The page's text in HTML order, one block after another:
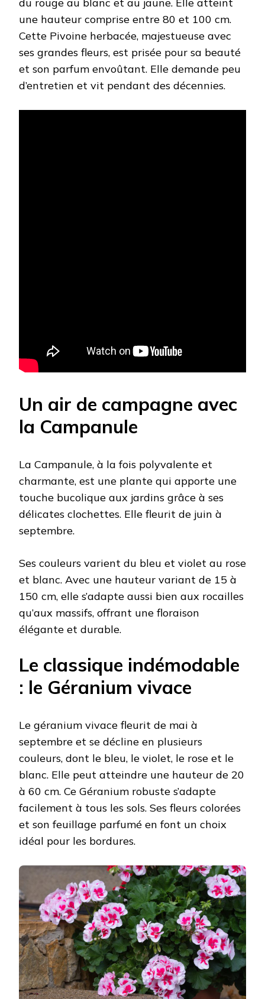
une hauteur comprise entre 80 et 100 cm.
Cette Pivoine herbacée, majestueuse avec
ses grandes fleurs, est prisée pour sa beauté
et son parfum envoûtant. Elle demande peu
d’entretien et vit pendant des décennies.
Un air de campagne avec
la Campanule
La Campanule, à la fois polyvalente et
charmante, est une plante qui apporte une
touche bucolique aux jardins grâce à ses
délicates clochettes. Elle fleurit de juin à
septembre.
Ses couleurs varient du bleu et violet au rose
et blanc. Avec une hauteur variant de 15 à
150 cm, elle s’adapte aussi bien aux rocailles
qu’aux massifs, offrant une floraison
élégante et durable.
Le classique indémodable
: le Géranium vivace
Le géranium vivace fleurit de mai à
septembre et se décline en plusieurs
couleurs, dont le bleu, le violet, le rose et le
blanc. Elle peut atteindre une hauteur de 20
à 60 cm. Ce Géranium robuste s’adapte
facilement à tous les sols. Ses fleurs colorées
et son feuillage parfumé en font un choix
idéal pour les bordures.